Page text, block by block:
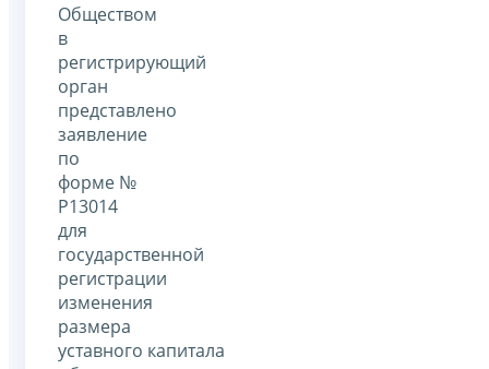
Обществом
в
регистрирующий
орган
представлено
заявление
по
форме №
Р13014
для
государственной
регистрации
изменения
размера
уставного капитала